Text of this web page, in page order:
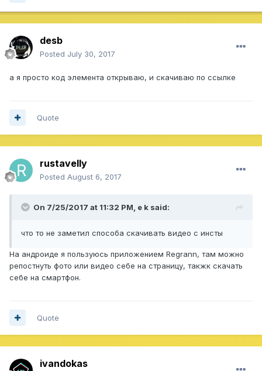
desb
Posted July 30, 2017
а я просто код элемента открываю, и скачиваю по ссылке
Quote
rustavelly
Posted August 6, 2017
On 7/25/2017 at 11:32 PM, e k said:
что то не заметил способа скачивать видео с инсты
На андроиде я пользуюсь приложением Regrann, там можно
репостнуть фото или видео себе на страницу, такжк скачать
себе на смартфон.
Quote
ivandokas